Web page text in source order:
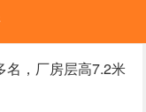
名，厂房层高7.2米